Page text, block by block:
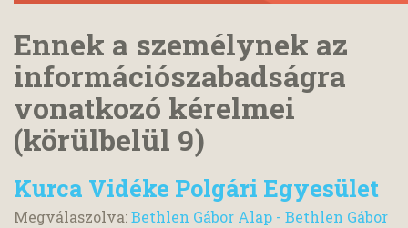
Ennek a személynek az
információszabadságra
vonatkozó kérelmei
(körülbelül 9)
Kurca Vidéke Polgári Egyesület
Megválaszolva:Bethlen Gábor Alap - Bethlen Gábor